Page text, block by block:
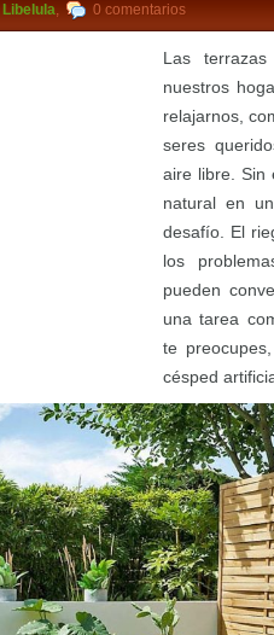
Libelula, 0 comentarios
Las
nuestros
relajarnos,
seres
aire libre. Sin
natural en
desafío. El
los
pueden
una tarea
te
césped